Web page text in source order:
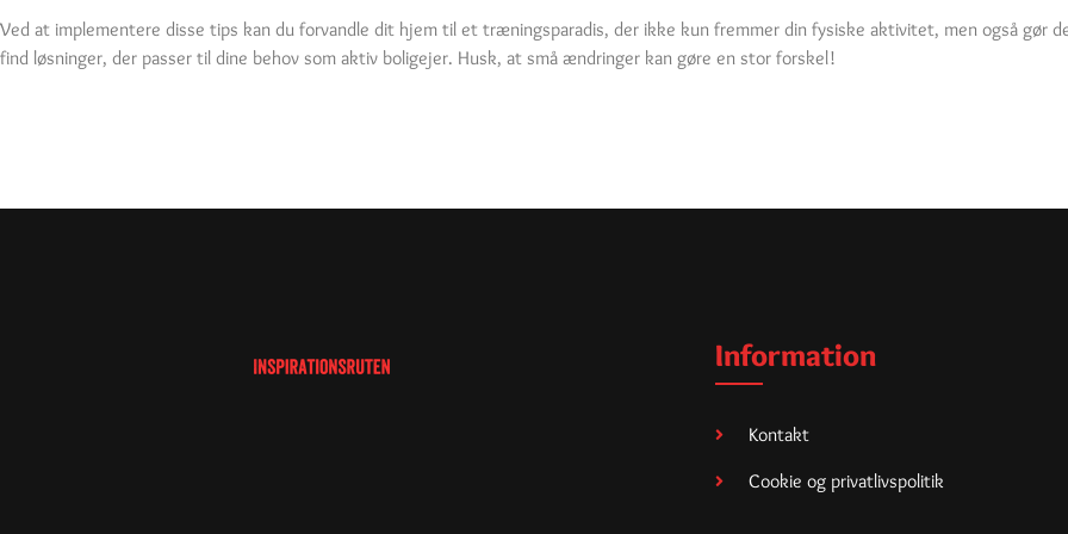
Ved at implementere disse tips kan du forvandle dit hjem til et træningsparadis, der ikke kun fremmer din fysiske aktivitet, men også
find løsninger, der passer til dine behov som aktiv boligejer. Husk, at små ændringer kan gøre en stor forskel!
Information
Kontakt
Cookie og privatlivspolitik